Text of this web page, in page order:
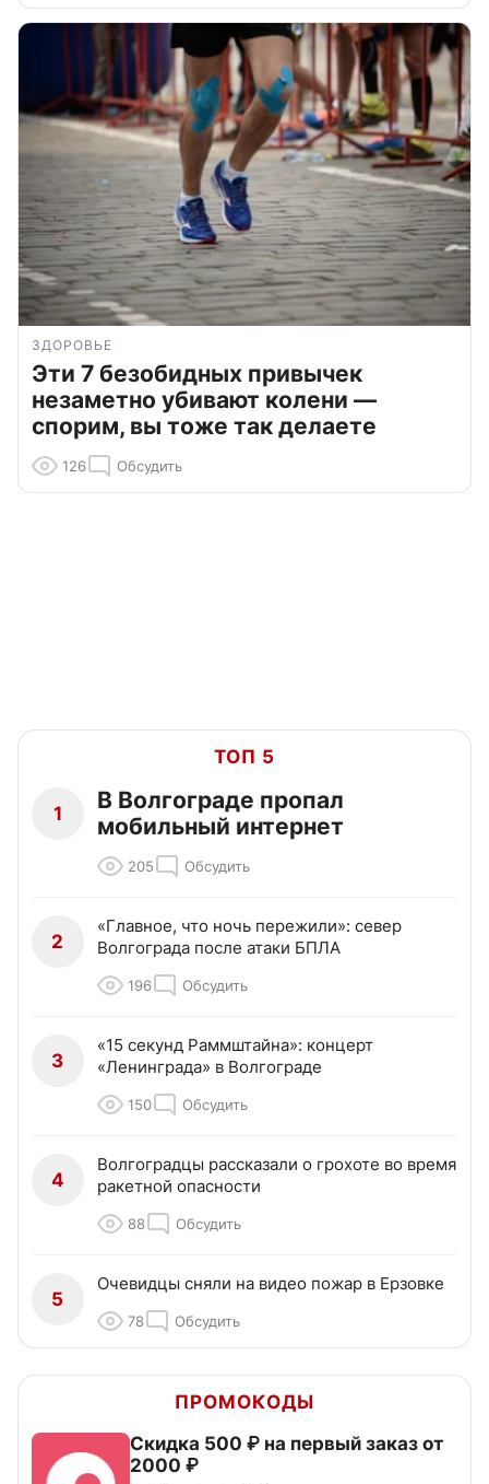
ЗДОРОВЬЕ
Эти 7 безобидных привычек
незаметно убивают колени —
спорим, вы тоже так делаете
126 Обсудить
ТОП 5
1
В Волгограде пропал
мобильный интернет
205 Обсудить
2
«Главное, что ночь пережили»: север
Волгограда после атаки БПЛА
196 Обсудить
3
«15 секунд Раммштайна»: концерт
«Ленинграда» в Волгограде
150 Обсудить
4
Волгоградцы рассказали о грохоте во время
ракетной опасности
88 Обсудить
5
Очевидцы сняли на видео пожар в Ерзовке
78 Обсудить
ПРОМОКОДЫ
Скидка 500 ₽ на первый заказ от
2000 ₽